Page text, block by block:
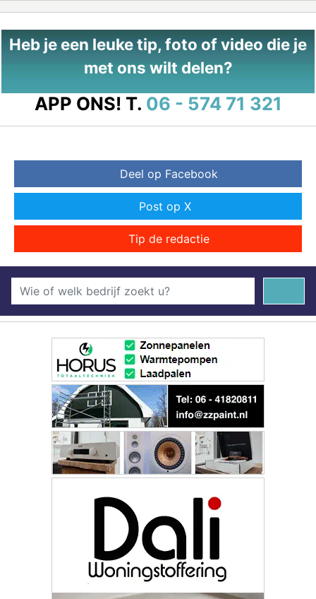
Heb je een leuke tip, foto of video die je
met ons wilt delen?
APP ONS! T. 06 - 574 71 321
Deel op Facebook
Post op X
Tip de redactie